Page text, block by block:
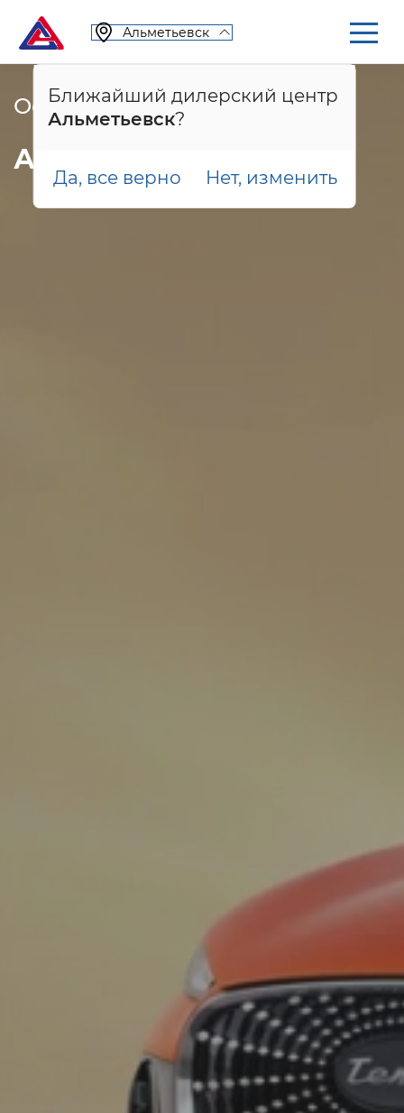
Альметьевск
Ближайший дилерский центр
Альметьевск?
Да, все верно Нет, изменить
Особые условия покупки
Автомобили Tenet Plus